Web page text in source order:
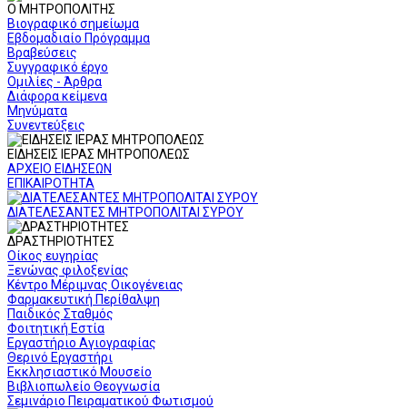
Ο ΜΗΤΡΟΠΟΛΙΤΗΣ
Βιογραφικό σημείωμα
Εβδομαδιαίο Πρόγραμμα
Βραβεύσεις
Συγγραφικό έργο
Ομιλίες - Άρθρα
Διάφορα κείμενα
Μηνύματα
Συνεντεύξεις
ΕΙΔΗΣΕΙΣ ΙΕΡΑΣ ΜΗΤΡΟΠΟΛΕΩΣ
ΑΡΧΕΙΟ ΕΙΔΗΣΕΩΝ
ΕΠΙΚΑΙΡΟΤΗΤΑ
ΔΙΑΤΕΛΕΣΑΝΤΕΣ ΜΗΤΡΟΠΟΛΙΤΑΙ ΣΥΡΟΥ
ΔΡΑΣΤΗΡΙΟΤΗΤΕΣ
Οίκος ευγηρίας
Ξενώνας φιλοξενίας
Κέντρο Μέριμνας Οικογένειας
Φαρμακευτική Περίθαλψη
Παιδικός Σταθμός
Φοιτητική Εστία
Εργαστήριο Αγιογραφίας
Θερινό Εργαστήρι
Εκκλησιαστικό Μουσείο
Βιβλιοπωλείο Θεογνωσία
Σεμινάριο Πειραματικού Φωτισμού